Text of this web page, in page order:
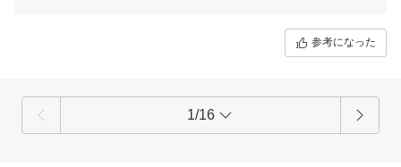
参考になった
1/16